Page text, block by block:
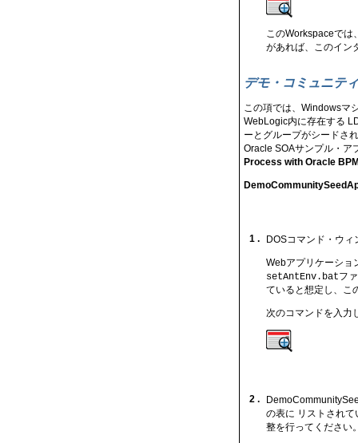
このWorkspaceでは
があれば、このイン
デモ・コミュニテ
この項では、Windowsマ
WebLogic内に存在する
ーとグループがシードさ
Oracle SOAサンプル・ア
Process with Oracle
1 . DOSコマンド・ウィ
Webアプリケーショ
setAntEnv.batフ
ていると想定し、こ
次のコマンドを入力
2 .
の表に リストされ
整を行ってください